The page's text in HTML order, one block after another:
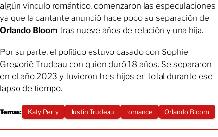
algún vínculo romántico, comenzaron las especulaciones
ya que la cantante anunció hace poco su separación de
Orlando Bloom tras nueve años de relación y una hija.
Por su parte, el político estuvo casado con Sophie
Gregorié-Trudeau con quien duró 18 años. Se separaron
en el año 2023 y tuvieron tres hijos en total durante ese
lapso de tiempo.
Temas: Katy Perry Justin Trudeau romance Orlando Bloom